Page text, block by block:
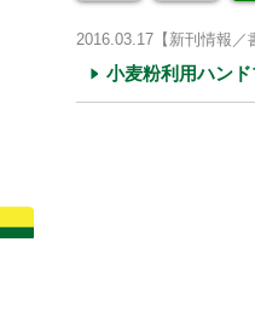
2016.03.17 【新刊情報／
小麦粉利用ハン